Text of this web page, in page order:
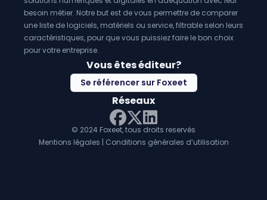
besoin métier. Notre but est de vous permettre de comparer
une liste de logiciels, matériels ou service, filtrable selon leurs
caractéristiques, pour que vous puissiez faire le bon choix
pour votre entreprise.
Vous êtes éditeur?
Se référencer sur Foxeet
Réseaux
Facebook
Twitter X
LinkedIn
© 2024 Foxeet, tous droits reservés
Mentions légales | Conditions générales d’utilisation